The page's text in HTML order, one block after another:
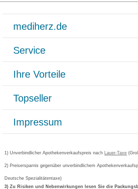
mediherz.de
Glossar
Häufig gestellte Fragen
Datenschutz
AGB
Cookie-Einstellungen
Vertrag widerrufen
Service
Rücksendemöglichkeit
Paketlieferstatus
Versandkosten
Bestellschein ausfüllen
Newsletteranmeldung
Ihre Vorteile
Rezeptlieferung
Bonusprogramm
Gutschein und Rabatte
Kundenbewertung
Topseller
Grippostad
Bepanthen
Formoline
Impressum
1) Unverbindlicher Apothekenverkaufspreis nach Lauer-Taxe
2) Preisersparnis gegenüber unverbindlichem
Deutsche Spezialitätentaxe)
3) Zu Risiken und Nebenwirkungen lesen Sie die